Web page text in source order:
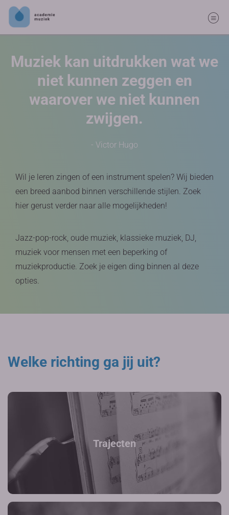
Muziek kan uitdrukken wat we
niet kunnen zeggen en
waarover we niet kunnen
zwijgen.
- Victor Hugo
Wil je leren zingen of een instrument spelen? Wij bieden
een breed aanbod binnen verschillende stijlen. Zoek
hier gerust verder naar alle mogelijkheden!
Jazz-pop-rock, oude muziek, klassieke muziek, DJ,
muziek voor mensen met een beperking of
muziekproductie. Zoek je eigen ding binnen al deze
opties.
Welke richting ga jij uit?
Trajecten